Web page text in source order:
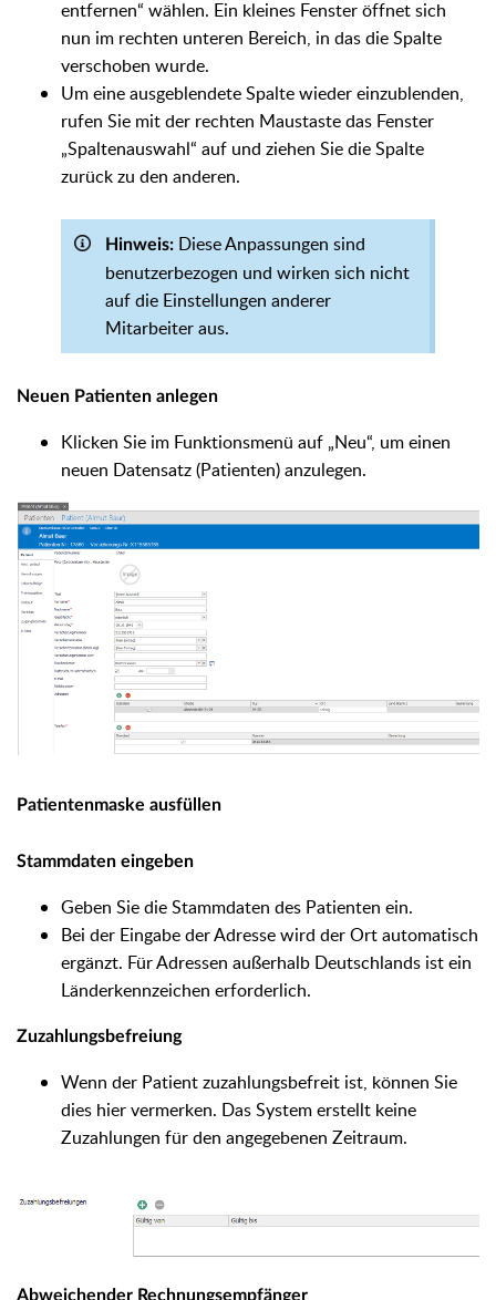
entfernen“ wählen. Ein kleines Fenster öffnet sich
nun im rechten unteren Bereich, in das die Spalte
verschoben wurde.
Um eine ausgeblendete Spalte wieder einzublenden,
rufen Sie mit der rechten Maustaste das Fenster
„Spaltenauswahl“ auf und ziehen Sie die Spalte
zurück zu den anderen.
Hinweis: Diese Anpassungen sind
benutzerbezogen und wirken sich nicht
auf die Einstellungen anderer
Mitarbeiter aus.
Neuen Patienten anlegen
Klicken Sie im Funktionsmenü auf „Neu“, um einen
neuen Datensatz (Patienten) anzulegen.
Patientenmaske ausfüllen
Stammdaten eingeben
Geben Sie die Stammdaten des Patienten ein.
Bei der Eingabe der Adresse wird der Ort automatisch
ergänzt. Für Adressen außerhalb Deutschlands ist ein
Länderkennzeichen erforderlich.
Zuzahlungsbefreiung
Wenn der Patient zuzahlungsbefreit ist, können Sie
dies hier vermerken. Das System erstellt keine
Zuzahlungen für den angegebenen Zeitraum.
Abweichender Rechnungsempfänger